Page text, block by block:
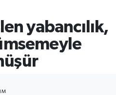
yabancılık,